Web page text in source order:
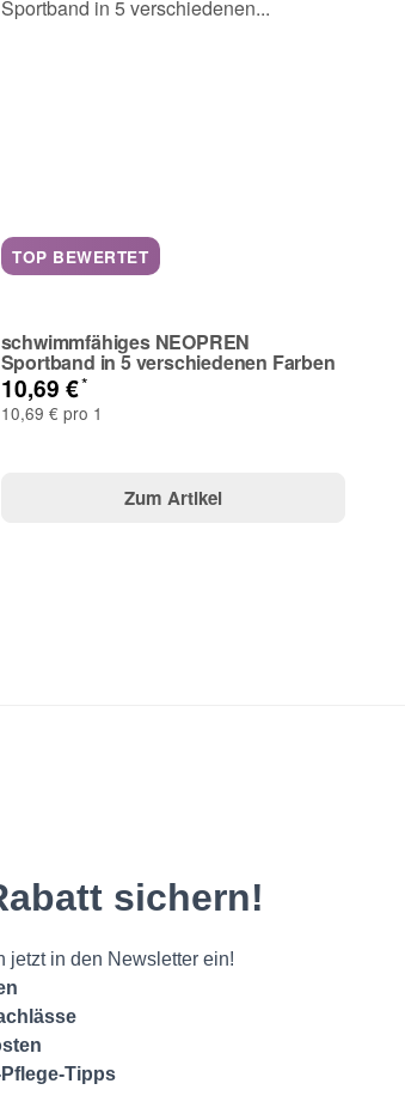
TOP BEWERTET
schwimmfähiges NEOPREN
Sportband in 5 verschiedenen Farben
10,69 €*
10,69 € pro 1
Zum Artikel